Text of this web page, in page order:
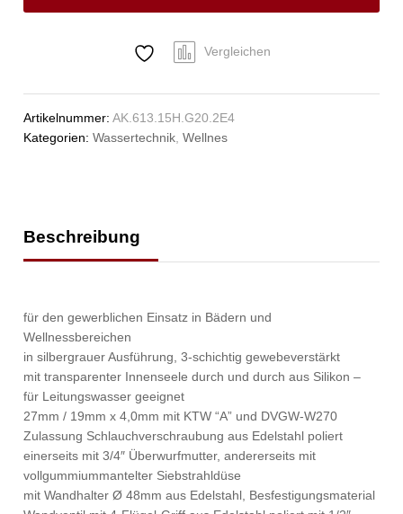
27mm
Vergleichen
Artikelnummer:AK.613.15H.G20.2E4
Kategorien:Wassertechnik,Wellnes
Beschreibung
für den gewerblichen Einsatz in Bädern und
Wellnessbereichen
in silbergrauer Ausführung, 3-schichtig gewebeverstärkt
mit transparenter Innenseele durch und durch aus Silikon –
für Leitungswasser geeignet
27mm / 19mm x 4,0mm mit KTW “A” und DVGW-W270
Zulassung Schlauchverschraubung aus Edelstahl poliert
einerseits mit 3/4″ Überwurfmutter, andererseits mit
vollgummiummantelter Siebstrahldüse
mit Wandhalter Ø 48mm aus Edelstahl, Besfestigungsmaterial